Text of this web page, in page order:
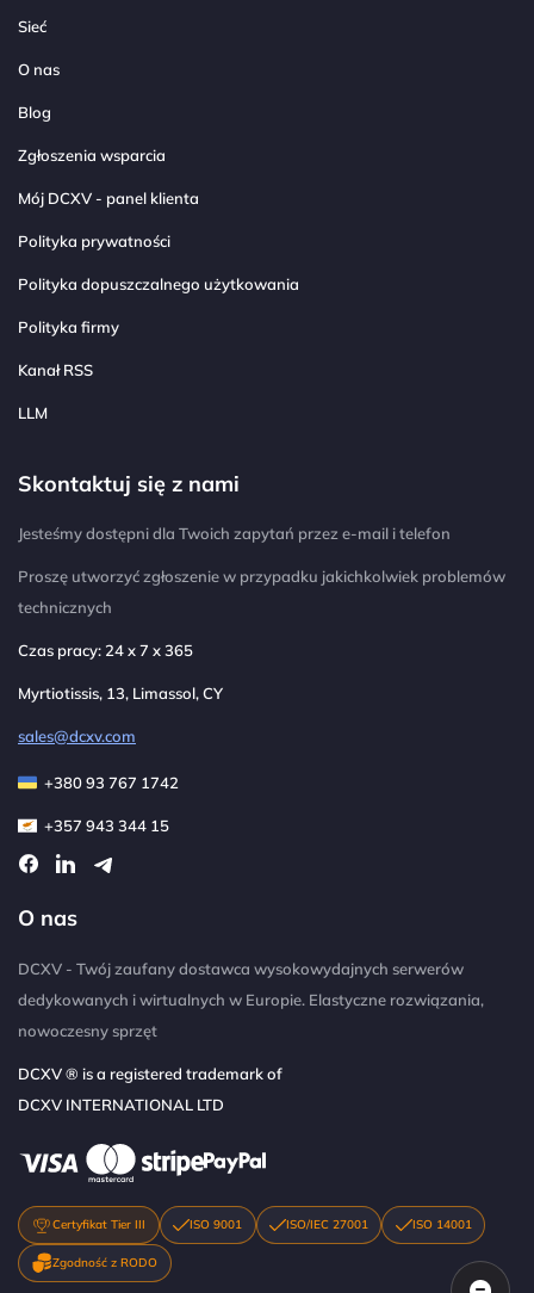
Sieć
O nas
Blog
Zgłoszenia wsparcia
Mój DCXV - panel klienta
Polityka prywatności
Polityka dopuszczalnego użytkowania
Polityka firmy
Kanał RSS
LLM
Skontaktuj się z nami
Jesteśmy dostępni dla Twoich zapytań przez e-mail i telefon
Proszę utworzyć zgłoszenie w przypadku jakichkolwiek problemów
technicznych
Czas pracy: 24 x 7 x 365
Myrtiotissis, 13, Limassol, CY
sales@dcxv.com
+380 93 767 1742
+357 943 344 15
O nas
DCXV - Twój zaufany dostawca wysokowydajnych serwerów
dedykowanych i wirtualnych w Europie. Elastyczne rozwiązania,
nowoczesny sprzęt
DCXV ® is a registered trademark of
DCXV INTERNATIONAL LTD
Certyfikat Tier III ISO 9001 ISO/IEC 27001 ISO 14001
Zgodność z RODO